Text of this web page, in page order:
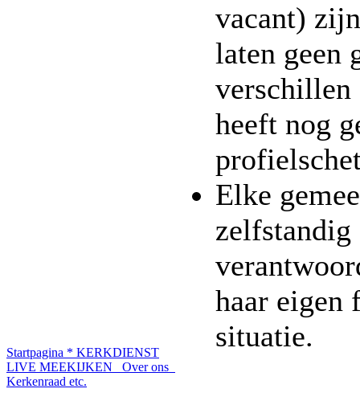
Startpagina * KERKDIENST
LIVE MEEKIJKEN
Over ons
Kerkenraad etc.
vacant)
laten geen
verschillen
heeft nog
Elke
zelfstandig
haar eigen
situatie.